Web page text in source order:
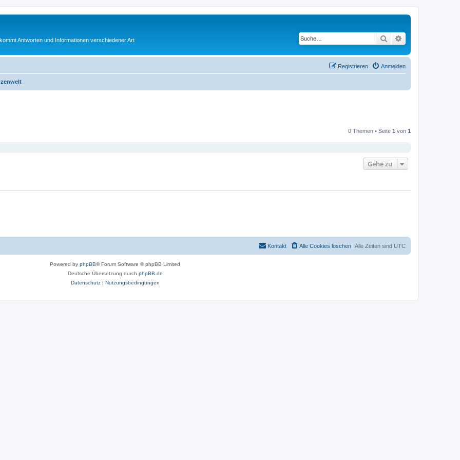
Antworten und Informationen verschiedener Art Suche
Anmelden
Registrieren
0 Themen • Seite 1 von 1
Gehe zu
Alle Zeiten sind UTC
Alle Cookies löschen
Kontakt
Powered by phpBB® Forum Software © phpBB Limited
Deutsche Übersetzung durch phpBB.de
Datenschutz| Nutzungsbedingungen